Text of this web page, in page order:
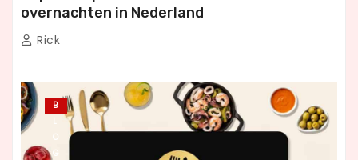
overnachten in Nederland
Rick
B
L
O
G